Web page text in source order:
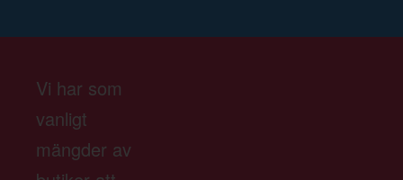
Vi har som
vanligt
mängder av